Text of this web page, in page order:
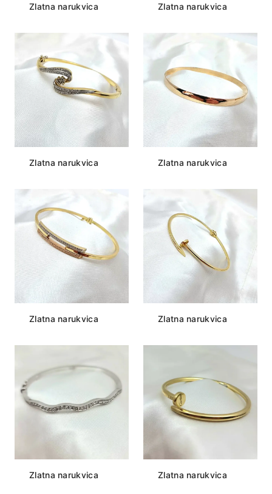
Zlatna narukvica Zlatna narukvica
Zlatna narukvica Zlatna narukvica
Zlatna narukvica Zlatna narukvica
Zlatna narukvica Zlatna narukvica